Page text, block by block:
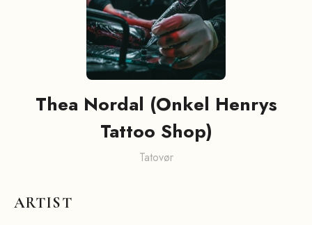
Thea Nordal (Onkel Henrys
Tattoo Shop)
Tatovør
ARTIST